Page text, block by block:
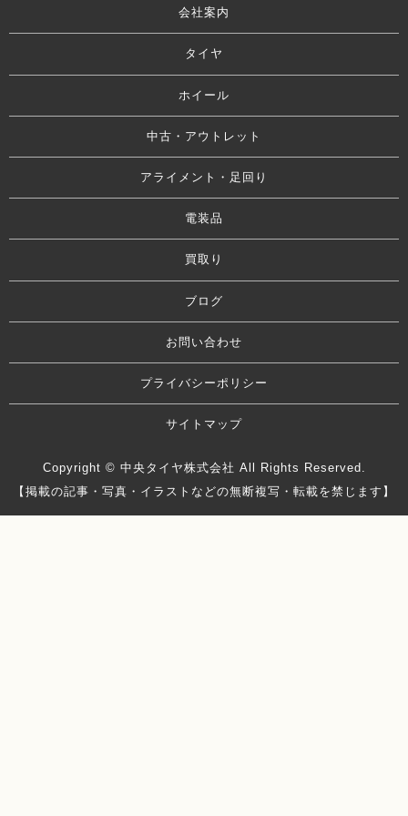
会社案内
タイヤ
ホイール
中古・アウトレット
アライメント・足回り
電装品
買取り
ブログ
お問い合わせ
プライバシーポリシー
サイトマップ
Copyright © 中央タイヤ株式会社 All Rights Reserved.
【掲載の記事・写真・イラストなどの無断複写・転載を禁じます】